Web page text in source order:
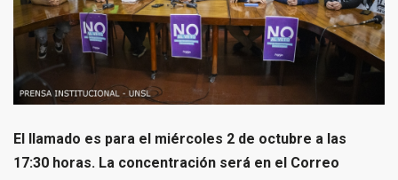
El llamado es para el miércoles 2 de octubre a las
17:30 horas. La concentración será en el Correo